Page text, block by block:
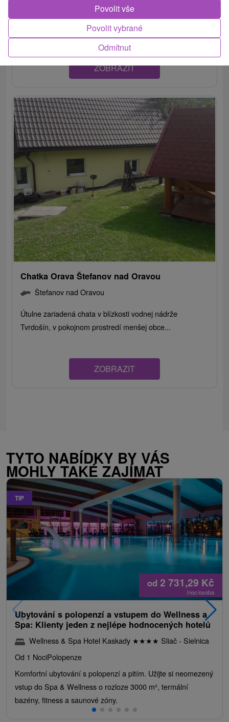
Privát v blízkosti Oravskej priehrady, v meste Tvrdošín-
Lukáčiková, ponúka ubytovanie v rodinnom...
ZOBRAZIT
Chatka Orava Štefanov nad Oravou
Štefanov nad Oravou
Útulne zariadená chata v blízkosti vodnej nádrže
Tvrdošín, v pokojnom prostredí menšej obce...
ZOBRAZIT
TYTO NABÍDKY BY VÁS
MOHLY TAKÉ ZAJÍMAT
TIP
od 2 731,29 Kč
/noc/osoba
Ubytování s polopenzí a vstupem do Wellness a
Spa: Klienty jeden z nejlépe hodnocených hotelů
Wellness & Spa Hotel Kaskady ★★★★ Sliač - Sielnica
Od 1 NociPolopenze
Komfortní ubytování s polopenzí a pitím. Užijte si neomezený
vstup do Spa & Wellness o rozloze 3000 m², termální
bazény, fitness a saunové zóny.
Odmítnut
Povolit vybrané
Povolit vše